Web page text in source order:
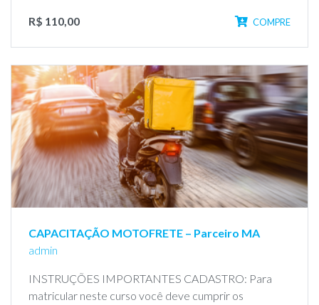
R$ 110,00 COMPRE
CAPACITAÇÃO MOTOFRETE – Parceiro MA
admin
INSTRUÇÕES IMPORTANTES CADASTRO: Para
matricular neste curso você deve cumprir os